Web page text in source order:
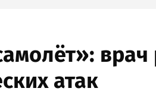
врач
атак